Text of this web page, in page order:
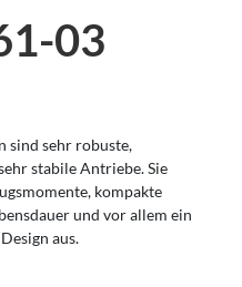
03
sind sehr robuste,
stabile Antriebe. Sie
kompakte
und vor allem ein
aus.